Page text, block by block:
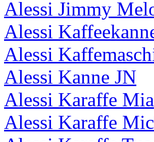
Alessi Jimmy
Alessi
Alessi
Alessi Kanne JN
Alessi Karaffe Mia
Alessi Karaffe